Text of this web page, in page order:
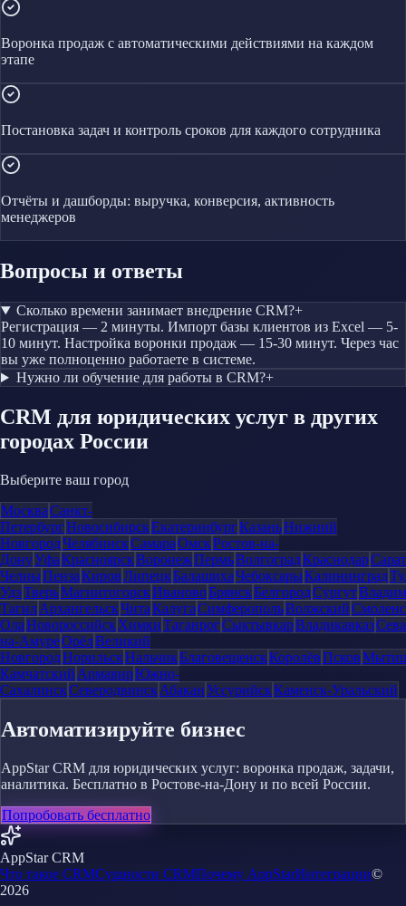
Воронка продаж с автоматическими действиями на каждом
этапе
Постановка задач и контроль сроков для каждого сотрудника
Отчёты и дашборды: выручка, конверсия, активность
менеджеров
Вопросы и ответы
Сколько времени занимает внедрение CRM?+
Регистрация — 2 минуты. Импорт базы клиентов из Excel — 5-
10 минут. Настройка воронки продаж — 15-30 минут. Через час
вы уже полноценно работаете в системе.
Нужно ли обучение для работы в CRM?+
CRM для юридических услуг в других
городах России
Выберите ваш город
МоскваСанкт-
ПетербургНовосибирскЕкатеринбургКазаньНижний
НовгородЧелябинскСамараОмскРостов-на-
ДонуУфаКрасноярскВоронежПермьВолгоградКраснодар
ЧелныПензаКировЛипецкБалашихаЧебоксарыКалининград
УдэТверьМагнитогорскИвановоБрянскБелгородСургут
ТагилАрхангельскЧитаКалугаСимферопольВолжский
ОлаНовороссийскХимкиТаганрогСыктывкарВладикавказ
на-АмуреОрёлВеликий
НовгородНорильскНальчикБлаговещенскКоролёвПсков
Камчатский АрмавирЮжно-
СахалинскСеверодвинскАбаканУссурийскКаменск-Уральский
Автоматизируйте бизнес
AppStar CRM для юридических услуг: воронка продаж, задачи,
аналитика. Бесплатно в Ростове-на-Дону и по всей России.
Попробовать бесплатно
AppStar CRM
Что такое CRMСущности CRMПочему AppStarИнтеграции©
2026